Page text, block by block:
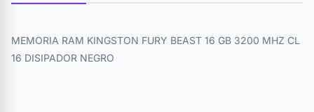
MEMORIA RAM KINGSTON FURY BEAST 16 GB 3200 MHZ CL
16 DISIPADOR NEGRO